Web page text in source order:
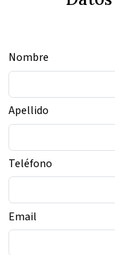
Nombre
Apellido
Teléfono
Email